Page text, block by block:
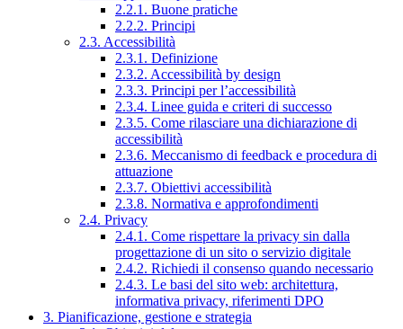
2.2.1. Buone pratiche
2.2.2. Principi
2.3. Accessibilità
2.3.1. Definizione
2.3.2. Accessibilità by design
2.3.3. Principi per l’accessibilità
2.3.4. Linee guida e criteri di successo
2.3.5. Come rilasciare una dichiarazione di
accessibilità
2.3.6. Meccanismo di feedback e procedura di
attuazione
2.3.7. Obiettivi accessibilità
2.3.8. Normativa e approfondimenti
2.4. Privacy
2.4.1. Come rispettare la privacy sin dalla
progettazione di un sito o servizio digitale
2.4.2. Richiedi il consenso quando necessario
2.4.3. Le basi del sito web: architettura,
informativa privacy, riferimenti DPO
3. Pianificazione, gestione e strategia